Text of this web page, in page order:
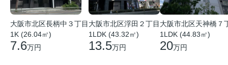
大阪市北区長柄中３丁目
1K (26.04㎡)
7.6万円
大阪市北区浮田２丁目
1LDK (43.32㎡)
13.5万円
大阪市北区天神橋７
1LDK (44.83㎡)
20万円